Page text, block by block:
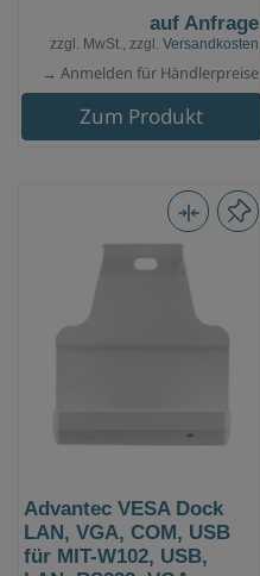
auf Anfrage
zzgl. MwSt., zzgl. Versandkosten
→ Anmelden für Händlerpreise
Zum Produkt
Advantec VESA Dock
LAN, VGA, COM, USB
für MIT-W102, USB,